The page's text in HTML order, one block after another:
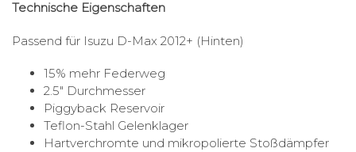
Technische Eigenschaften
Passend für Isuzu D-Max 2012+ (Hinten)
15% mehr Federweg
2.5″ Durchmesser
Piggyback Reservoir
Teflon-Stahl Gelenklager
Hartverchromte und mikropolierte Stoßdämpfer